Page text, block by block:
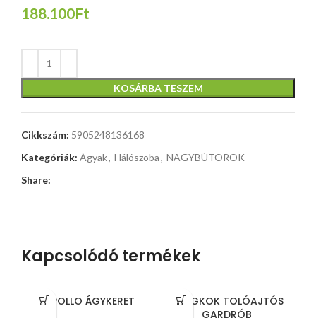
188.100Ft
KOSÁRBA TESZEM
Cikkszám: 5905248136168
Kategóriák: Ágyak, Hálószoba, NAGYBÚTOROK
Share:
Kapcsolódó termékek
APOLLO ÁGYKERET
BANGKOK TOLÓAJTÓS
GARDRÓB